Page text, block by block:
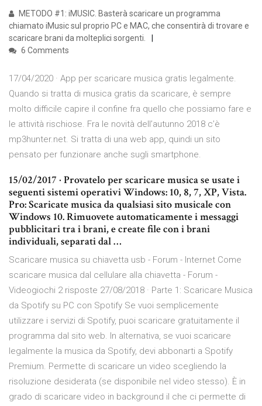
METODO #1: iMUSIC. Basterà scaricare un programma
chiamato iMusic sul proprio PC e MAC, che consentirà di trovare e
scaricare brani da molteplici sorgenti.
6 Comments
17/04/2020 · App per scaricare musica gratis legalmente.
Quando si tratta di musica gratis da scaricare, è sempre
molto difficile capire il confine fra quello che possiamo fare e
le attività rischiose. Fra le novità dell’autunno 2018 c’è
mp3hunter.net. Si tratta di una web app, quindi un sito
pensato per funzionare anche sugli smartphone.
15/02/2017 · Provatelo per scaricare musica se usate i
seguenti sistemi operativi Windows: 10, 8, 7, XP, Vista.
Pro: Scaricate musica da qualsiasi sito musicale con
Windows 10. Rimuovete automaticamente i messaggi
pubblicitari tra i brani, e create file con i brani
individuali, separati dal …
Scaricare musica su chiavetta usb - Forum - Internet Come
scaricare musica dal cellulare alla chiavetta - Forum -
Videogiochi 2 risposte 27/08/2018 · Parte 1: Scaricare Musica
da Spotify su PC con Spotify Se vuoi semplicemente
utilizzare i servizi di Spotify, puoi scaricare gratuitamente il
programma dal sito web. In alternativa, se vuoi scaricare
legalmente la musica da Spotify, devi abbonarti a Spotify
Premium. Permette di scaricare un video scegliendo la
risoluzione desiderata (se disponibile nel video stesso). È in
grado di scaricare video in background il che ci permette di